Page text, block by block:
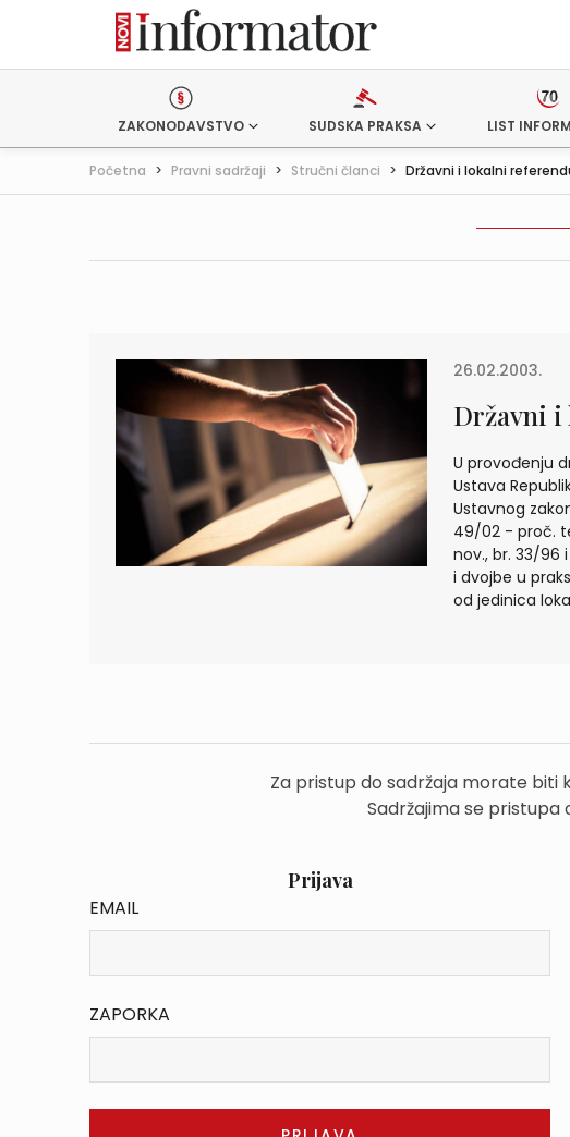
ZAKONODAVSTVO SUDSKA PRAKSA LIST
Početna > Pravni sadržaji > Stručni članci > Državni i lokalni
26.02.2003.
Državni i
U provođenju
Ustava
Ustavnog
49/02 - proč.
nov., br. 33/96
i dvojbe u
od jedinica
Za pristup do sadržaja morate
Sadržajima se pristupa
Prijava
EMAIL
ZAPORKA